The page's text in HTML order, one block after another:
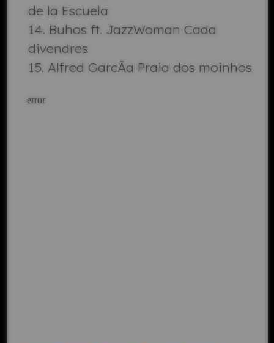
de la Escuela
Buhos ft. JazzWoman Cada
divendres
Alfred GarcÃ­a Praia dos moinhos